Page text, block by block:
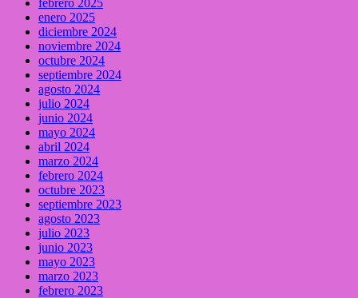
enero 2025
diciembre 2024
noviembre 2024
octubre 2024
septiembre 2024
agosto 2024
julio 2024
junio 2024
mayo 2024
abril 2024
marzo 2024
febrero 2024
octubre 2023
septiembre 2023
agosto 2023
julio 2023
junio 2023
mayo 2023
marzo 2023
febrero 2023